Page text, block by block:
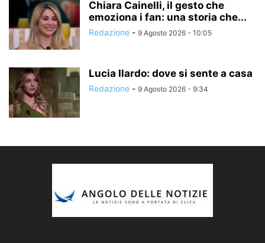
Chiara Cainelli, il gesto che
emoziona i fan: una storia che...
Redazione - 9 Agosto 2026 - 10:05
Lucia Ilardo: dove si sente a casa
Redazione - 9 Agosto 2026 - 9:34